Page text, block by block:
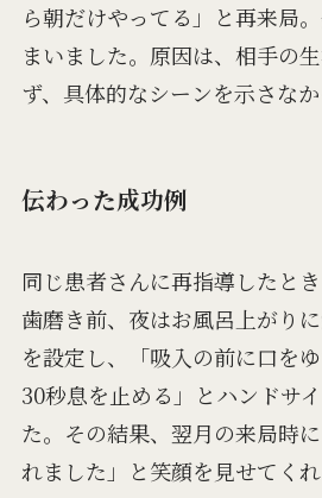
ら朝だけやってる」と再来局
まいました。原因は、相手の
ず、具体的なシーンを示さなか
伝わった成功例
同じ患者さんに再指導したと
歯磨き前、夜はお風呂上がり
を設定し、「吸入の前に口を
30秒息を止める」とハンドサ
た。その結果、翌月の来局時
れました」と笑顔を見せてくれ